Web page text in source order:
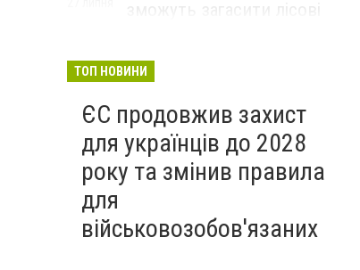
ТОП НОВИНИ
ЄС продовжив захист
для українців до 2028
року та змінив правила
для
військовозобов'язаних